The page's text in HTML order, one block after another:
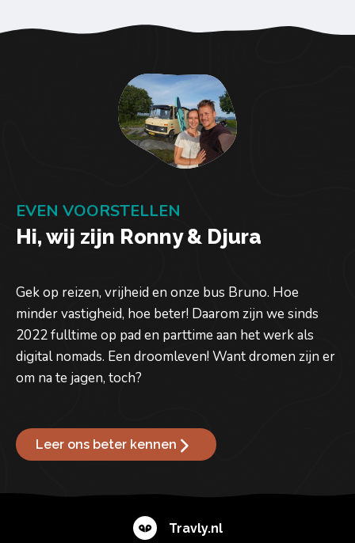
EVEN VOORSTELLEN
Hi, wij zijn Ronny & Djura
Gek op reizen, vrijheid en onze bus Bruno. Hoe
minder vastigheid, hoe beter! Daarom zijn we sinds
2022 fulltime op pad en parttime aan het werk als
digital nomads. Een droomleven! Want dromen zijn er
om na te jagen, toch?
Leer ons beter kennen
Travly.nl